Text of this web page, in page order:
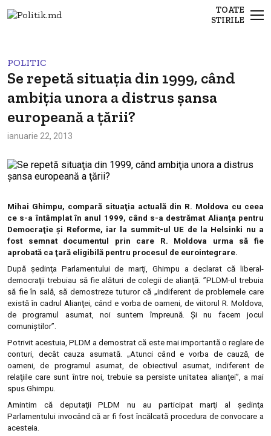
TOATE
STIRILE
POLITIC
Se repetă situaţia din 1999, când
ambiţia unora a distrus şansa
europeană a ţării?
ianuarie 22, 2013
Mihai Ghimpu, compară situaţia actuală din R. Moldova cu ceea
ce s-a întâmplat în anul 1999, când s-a destrămat Alianţa pentru
Democraţie şi Reforme, iar la summit-ul UE de la Helsinki nu a
fost semnat documentul prin care R. Moldova urma să fie
aprobată ca ţară eligibilă pentru procesul de eurointegrare.
După şedinţa Parlamentului de marţi, Ghimpu a declarat că liberal-
democraţii trebuiau să fie alături de colegii de alianţă. ”PLDM-ul trebuia
să fie în sală, să demostreze tuturor că „indiferent de problemele care
există în cadrul Alianţei, când e vorba de oameni, de viitorul R. Moldova,
de programul asumat, noi suntem împreună. Şi nu facem jocul
comuniştilor”.
Potrivit acestuia, PLDM a demostrat că este mai importantă o reglare de
conturi, decât cauza asumată. „Atunci când e vorba de cauză, de
oameni, de programul asumat, de obiectivul asumat, indiferent de
relaţiile care sunt între noi, trebuie sa persiste unitatea alianţei”, a mai
spus Ghimpu.
Amintim că deputaţii PLDM nu au participat marţi al şedinţa
Parlamentului invocând că ar fi fost încălcată procedura de convocare a
acesteia.